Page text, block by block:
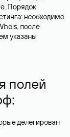
Порядок
необходимо
после
указаны
полей
делегирован